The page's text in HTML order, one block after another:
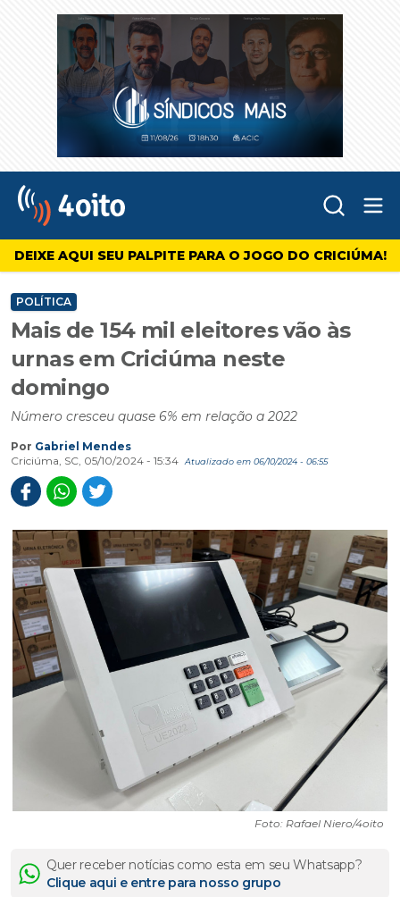
4oito
DEIXE AQUI SEU PALPITE PARA O JOGO DO CRICIÚMA!
POLÍTICA
Mais de 154 mil eleitores vão às
urnas em Criciúma neste
domingo
Número cresceu quase 6% em relação a 2022
Por Gabriel Mendes
Criciúma, SC, 05/10/2024 - 15:34
Atualizado em 06/10/2024 - 06:55
Foto: Rafael Niero/4oito
Quer receber notícias como esta em seu Whatsapp?
Clique aqui e entre para nosso grupo